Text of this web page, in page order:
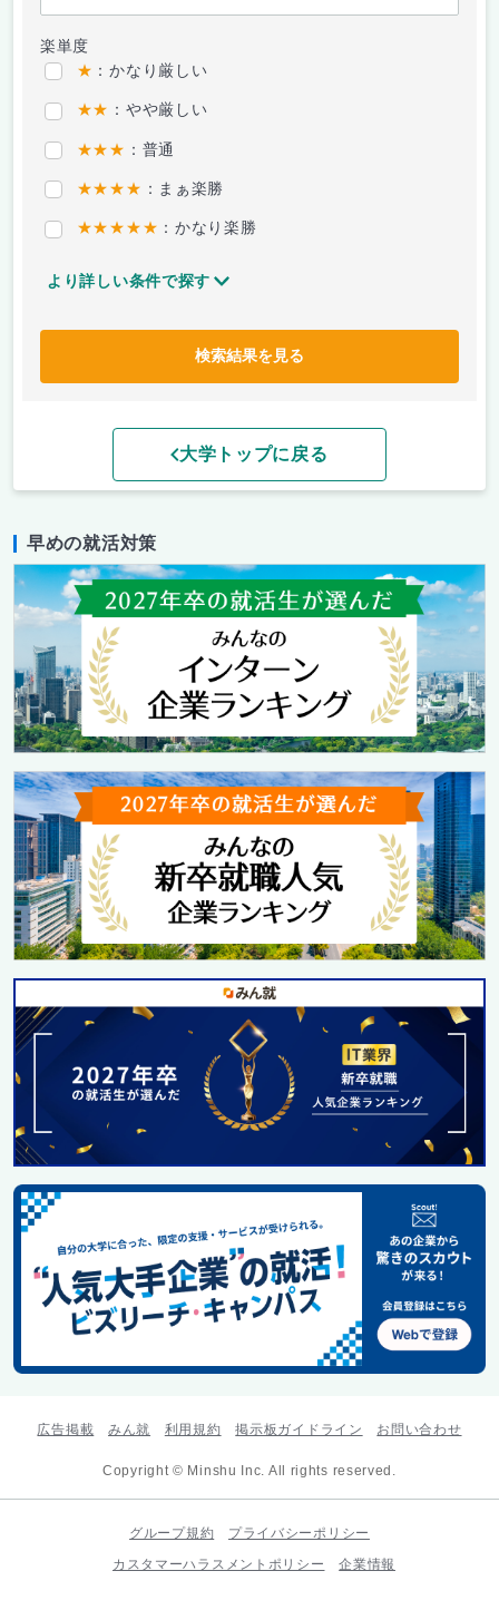
楽単度
★ ：かなり厳しい
★★ ：やや厳しい
★★★ ：普通
★★★★ ：まぁ楽勝
★★★★★ ：かなり楽勝
より詳しい条件で探す
検索結果を見る
大学トップに戻る
早めの就活対策
広告掲載 みん就 利用規約 掲示板ガイドライン お問い合わせ
Copyright © Minshu Inc. All rights reserved.
グループ規約
プライバシーポリシー
カスタマーハラスメントポリシー
企業情報